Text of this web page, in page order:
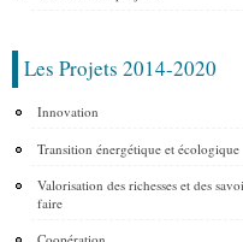
Les Projets 2014-2020
Innovation
Transition énergétique et écologique
Valorisation des richesses et des
faire